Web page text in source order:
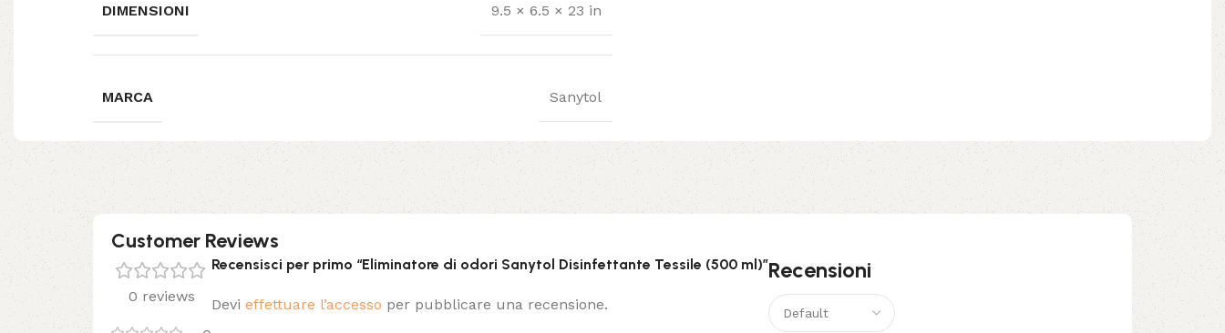
DIMENSIONI 9.5 × 6.5 × 23 in
MARCA Sanytol
Customer Reviews
0 reviews
Recensioni
Recensisci per primo “Eliminatore di odori Sanytol Disinfettante Tessile (500 ml)”
Devi effettuare l’accesso per pubblicare una recensione.